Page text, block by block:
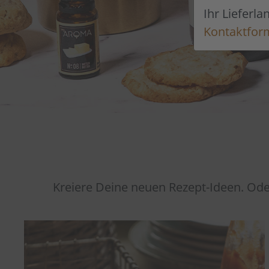
Ihr
Kreiere Deine neuen Rezept-Ideen.